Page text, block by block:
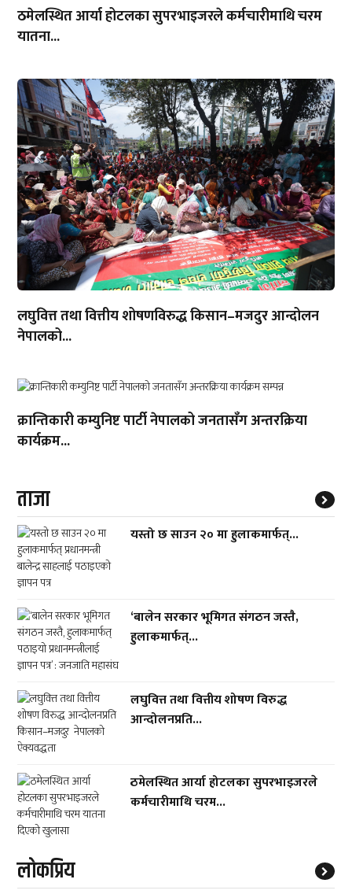
ठमेलस्थित आर्या होटलका सुपरभाइजरले कर्मचारीमाथि चरम
यातना...
लघुवित्त तथा वित्तीय शोषणविरुद्ध किसान–मजदुर आन्दोलन
नेपालको...
क्रान्तिकारी कम्युनिष्ट पार्टी नेपालको जनतासँग अन्तरक्रिया
कार्यक्रम...
ताजा
यस्तो छ साउन २० मा हुलाकमार्फत्...
‘बालेन सरकार भूमिगत संगठन जस्तै,
हुलाकमार्फत्...
लघुवित्त तथा वित्तीय शोषण विरुद्ध
आन्दोलनप्रति...
ठमेलस्थित आर्या होटलका सुपरभाइजरले
कर्मचारीमाथि चरम...
लाेकप्रिय